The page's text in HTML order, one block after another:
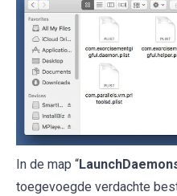
In de map “
toegevoegde verdachte